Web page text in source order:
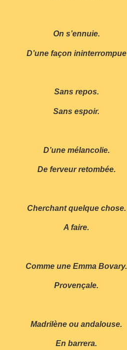
On s’ennuie.
D’une façon ininterrompue
Sans repos.
Sans espoir.
D’une mélancolie.
De ferveur retombée.
Cherchant quelque chose.
A faire.
Comme une Emma Bovary.
Provençale.
Madrilène ou andalouse.
En barrera.